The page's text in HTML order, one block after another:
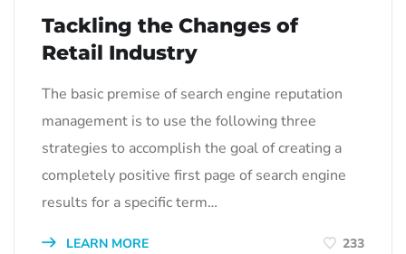
Tackling the Changes of
Retail Industry
The basic premise of search engine reputation
management is to use the following three
strategies to accomplish the goal of creating a
completely positive first page of search engine
results for a specific term…
LEARN MORE 233